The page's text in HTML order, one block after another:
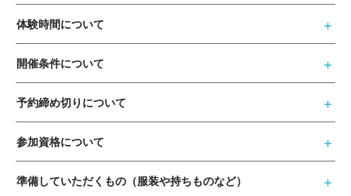
体験時間について
開催条件について
予約締め切りについて
参加資格について
準備していただくもの（服装や持ちものなど）